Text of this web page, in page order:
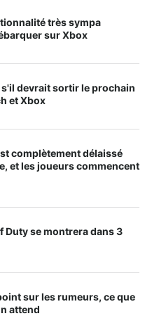
très sympa
sur Xbox
s'il devrait sortir le prochain
et Xbox
complètement délaissé
et les joueurs commencent
Duty se montrera dans 3
sur les rumeurs, ce que
attend